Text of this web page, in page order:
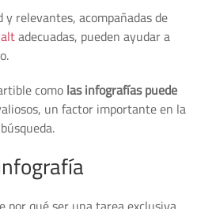
relevantes, acompañadas de
altadecuadas, pueden ayudar a
comolas infografías puede
un factor importante en la